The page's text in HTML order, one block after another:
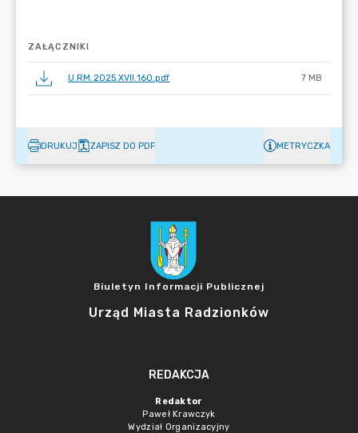
ZAŁĄCZNIKI
U.RM.2025.XVII.160.pdf 7 MB
DRUKUJ ZAPISZ DO PDF METRYCZKA
Biuletyn Informacji Publicznej
Urząd Miasta Radzionków
REDAKCJA
Redaktor
Paweł Krawczyk
Wydział Organizacyjny